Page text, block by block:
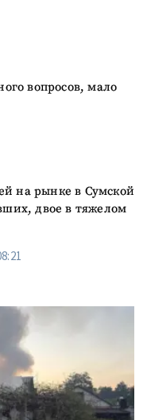
вопросов, мало
на рынке в Сумской
двое в тяжелом